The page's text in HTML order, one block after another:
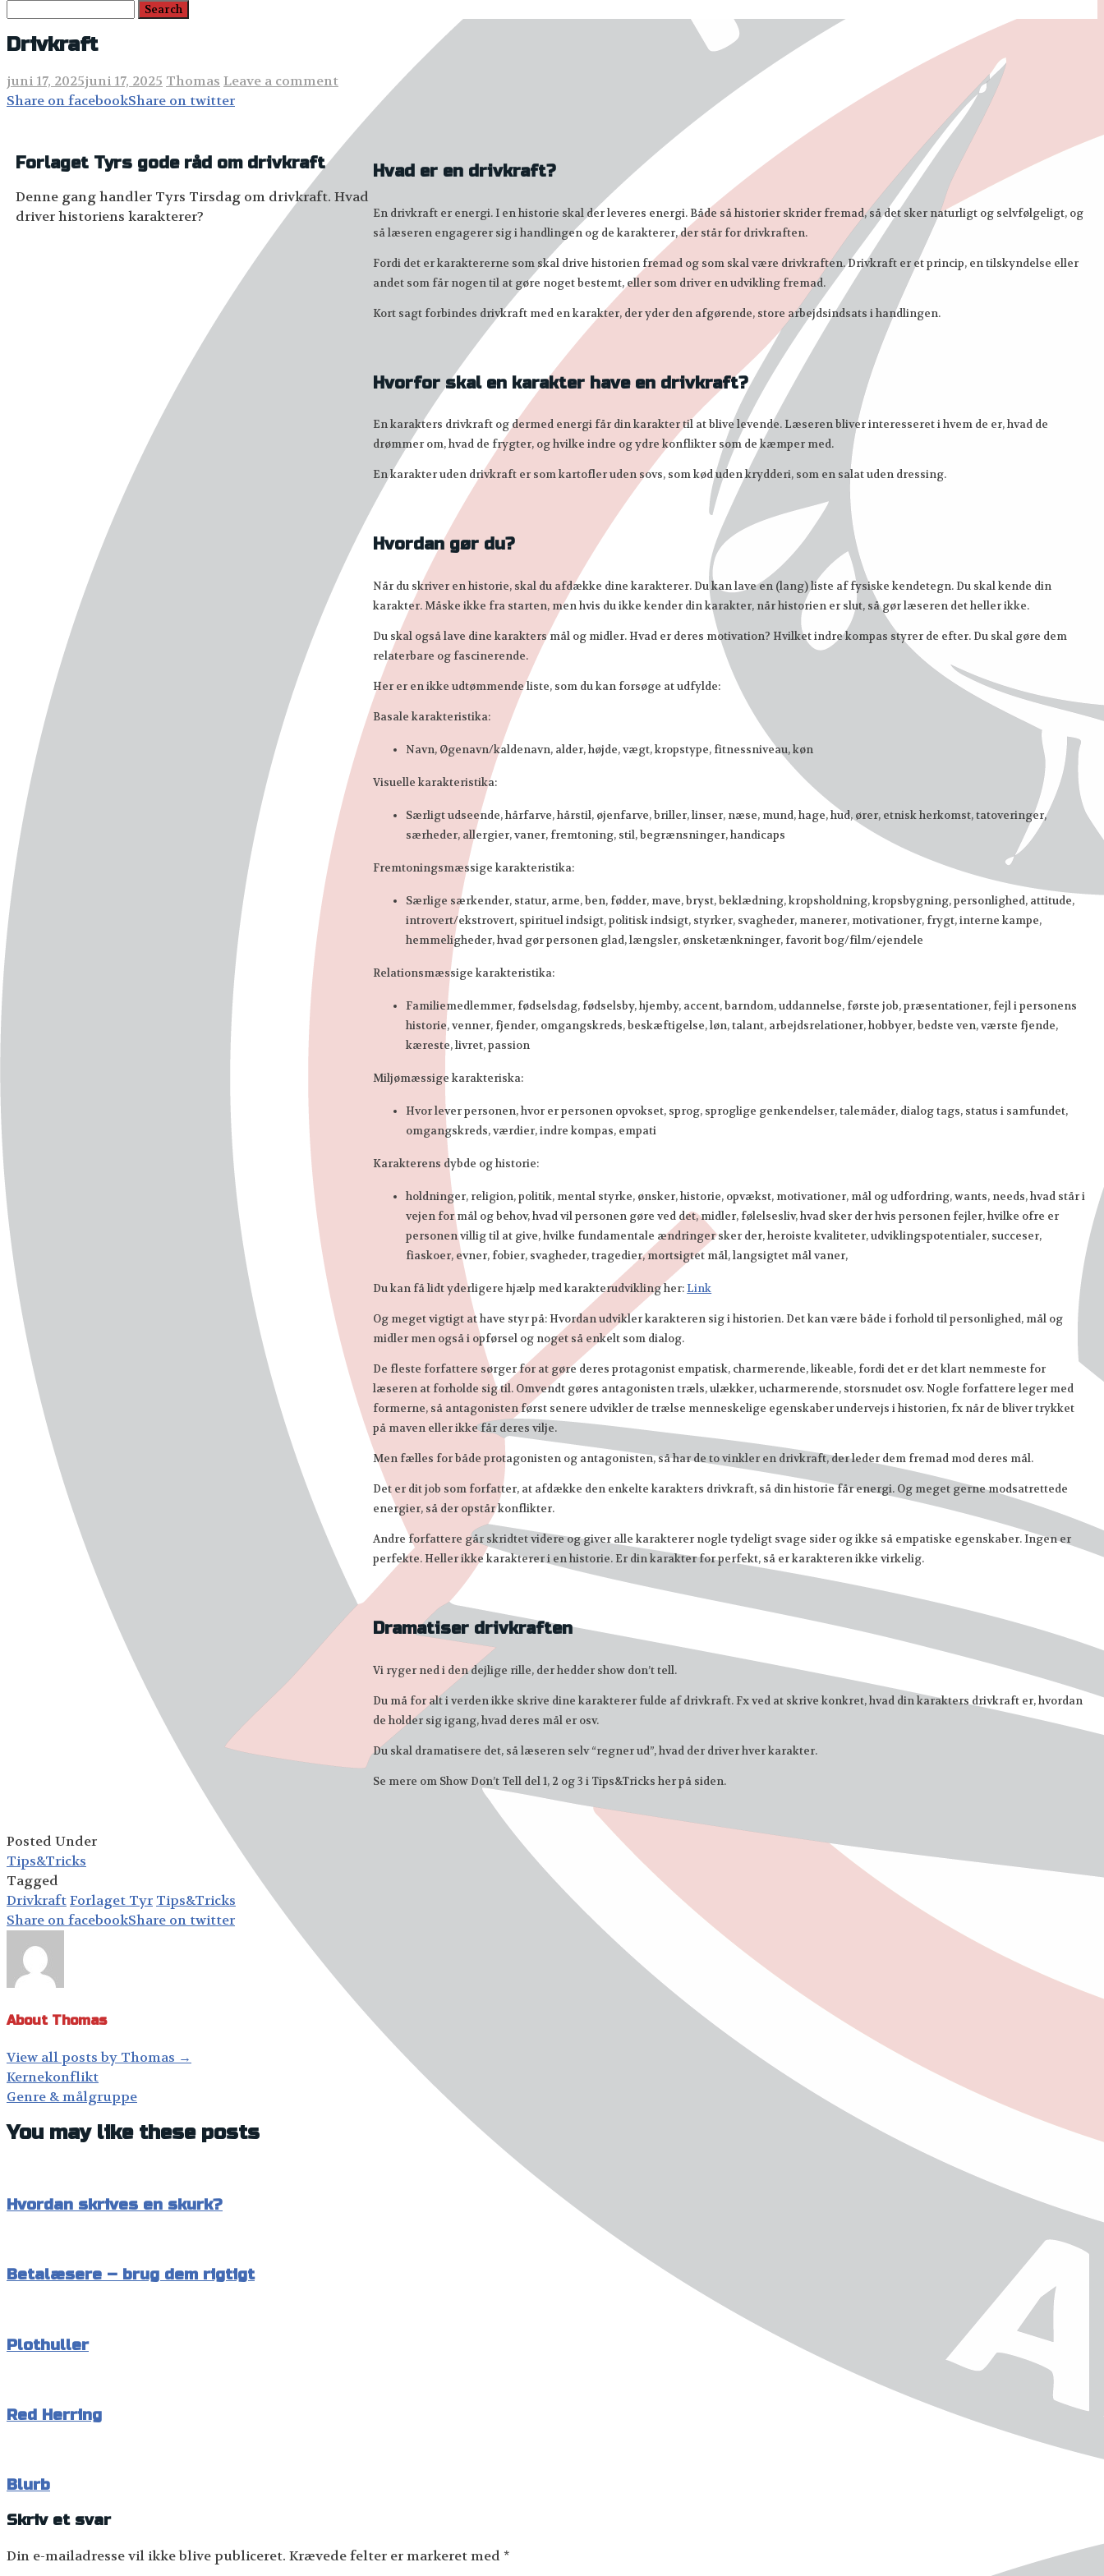
Drivkraft
juni 17, 2025juni 17, 2025 Thomas Leave a comment
Share on facebookShare on twitter
Forlaget Tyrs gode råd om drivkraft
Denne gang handler Tyrs Tirsdag om drivkraft. Hvad
driver historiens karakterer?
Hvad er en drivkraft?
En drivkraft er energi. I en historie skal der leveres energi. Både så historier skrider fremad, så det sker naturligt og selvfølgeligt, og
så læseren engagerer sig i handlingen og de karakterer, der står for drivkraften.
Fordi det er karaktererne som skal drive historien fremad og som skal være drivkraften. Drivkraft er et princip, en tilskyndelse eller
andet som får nogen til at gøre noget bestemt, eller som driver en udvikling fremad.
Kort sagt forbindes drivkraft med en karakter, der yder den afgørende, store arbejdsindsats i handlingen.
Hvorfor skal en karakter have en drivkraft?
En karakters drivkraft og dermed energi får din karakter til at blive levende. Læseren bliver interesseret i hvem de er, hvad de
drømmer om, hvad de frygter, og hvilke indre og ydre konflikter som de kæmper med.
En karakter uden drivkraft er som kartofler uden sovs, som kød uden krydderi, som en salat uden dressing.
Hvordan gør du?
Når du skriver en historie, skal du afdække dine karakterer. Du kan lave en (lang) liste af fysiske kendetegn. Du skal kende din
karakter. Måske ikke fra starten, men hvis du ikke kender din karakter, når historien er slut, så gør læseren det heller ikke.
Du skal også lave dine karakters mål og midler. Hvad er deres motivation? Hvilket indre kompas styrer de efter. Du skal gøre dem
relaterbare og fascinerende.
Her er en ikke udtømmende liste, som du kan forsøge at udfylde:
Basale karakteristika:
Navn, Øgenavn/kaldenavn, alder, højde, vægt, kropstype, fitnessniveau, køn
Visuelle karakteristika:
Særligt udseende, hårfarve, hårstil, øjenfarve, briller, linser, næse, mund, hage, hud, ører, etnisk herkomst, tatoveringer,
særheder, allergier, vaner, fremtoning, stil, begrænsninger, handicaps
Fremtoningsmæssige karakteristika:
Særlige særkender, statur, arme, ben, fødder, mave, bryst, beklædning, kropsholdning, kropsbygning, personlighed, attitude,
introvert/ekstrovert, spirituel indsigt, politisk indsigt, styrker, svagheder, manerer, motivationer, frygt, interne kampe,
hemmeligheder, hvad gør personen glad, længsler, ønsketænkninger, favorit bog/film/ejendele
Relationsmæssige karakteristika:
Familiemedlemmer, fødselsdag, fødselsby, hjemby, accent, barndom, uddannelse, første job, præsentationer, fejl i personens
historie, venner, fjender, omgangskreds, beskæftigelse, løn, talant, arbejdsrelationer, hobbyer, bedste ven, værste fjende,
kæreste, livret, passion
Miljømæssige karakteriska:
Hvor lever personen, hvor er personen opvokset, sprog, sproglige genkendelser, talemåder, dialog tags, status i samfundet,
omgangskreds, værdier, indre kompas, empati
Karakterens dybde og historie:
holdninger, religion, politik, mental styrke, ønsker, historie, opvækst, motivationer, mål og udfordring, wants, needs, hvad står i
vejen for mål og behov, hvad vil personen gøre ved det, midler, følelsesliv, hvad sker der hvis personen fejler, hvilke ofre er
personen villig til at give, hvilke fundamentale ændringer sker der, heroiste kvaliteter, udviklingspotentialer, succeser,
fiaskoer, evner, fobier, svagheder, tragedier, mortsigtet mål, langsigtet mål vaner,
Du kan få lidt yderligere hjælp med karakterudvikling her:Link
Og meget vigtigt at have styr på: Hvordan udvikler karakteren sig i historien. Det kan være både i forhold til personlighed, mål og
midler men også i opførsel og noget så enkelt som dialog.
De fleste forfattere sørger for at gøre deres protagonist empatisk, charmerende, likeable, fordi det er det klart nemmeste for
læseren at forholde sig til. Omvendt gøres antagonisten træls, ulækker, ucharmerende, storsnudet osv. Nogle forfattere leger med
formerne, så antagonisten først senere udvikler de trælse menneskelige egenskaber undervejs i historien, fx når de bliver trykket
på maven eller ikke får deres vilje.
Men fælles for både protagonisten og antagonisten, så har de to vinkler en drivkraft, der leder dem fremad mod deres mål.
Det er dit job som forfatter, at afdække den enkelte karakters drivkraft, så din historie får energi. Og meget gerne modsatrettede
energier, så der opstår konflikter.
Andre forfattere går skridtet videre og giver alle karakterer nogle tydeligt svage sider og ikke så empatiske egenskaber. Ingen er
perfekte. Heller ikke karakterer i en historie. Er din karakter for perfekt, så er karakteren ikke virkelig.
Dramatiser drivkraften
Vi ryger ned i den dejlige rille, der hedder show don’t tell.
Du må for alt i verden ikke skrive dine karakterer fulde af drivkraft. Fx ved at skrive konkret, hvad din karakters drivkraft er, hvordan
de holder sig igang, hvad deres mål er osv.
Du skal dramatisere det, så læseren selv “regner ud”, hvad der driver hver karakter.
Se mere om Show Don’t Tell del 1, 2 og 3 i Tips&Tricks her på siden.
Posted Under
Tips&Tricks
Tagged
DrivkraftForlaget Tyr Tips&Tricks
Share on facebookShare on twitter
About Thomas
View all posts by Thomas →
Post
navigation
Kernekonflikt
Genre & målgruppe
You may like these posts
Hvordan skrives en skurk?
Betalæsere – brug dem rigtigt
Plothuller
Red Herring
Blurb
Skriv et svar
Din e-mailadresse vil ikke blive publiceret. Krævede felter er markeret med *